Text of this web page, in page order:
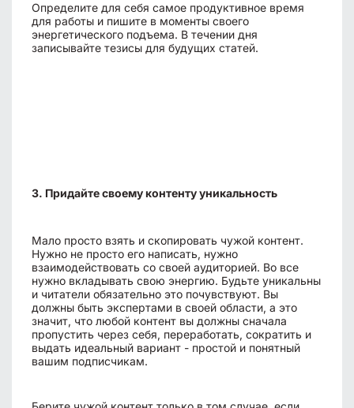
Определите для себя самое продуктивное время
для работы и пишите в моменты своего
энергетического подъема. В течении дня
записывайте тезисы для будущих статей.
3. Придайте своему контенту уникальность
Мало просто взять и скопировать чужой контент.
Нужно не просто его написать, нужно
взаимодействовать со своей аудиторией. Во все
нужно вкладывать свою энергию. Будьте уникальны
и читатели обязательно это почувствуют. Вы
должны быть экспертами в своей области, а это
значит, что любой контент вы должны сначала
пропустить через себя, переработать, сократить и
выдать идеальный вариант - простой и понятный
вашим подписчикам.